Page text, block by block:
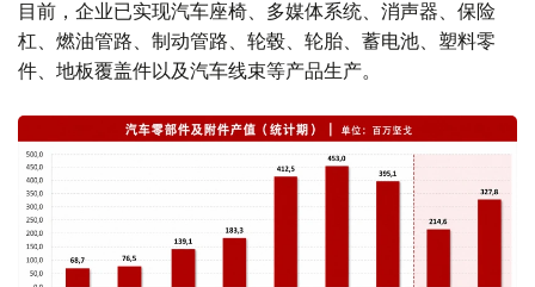
目前，企业已实现汽车座椅、多媒体系统、消声器、保险
杠、燃油管路、制动管路、轮毂、轮胎、蓄电池、塑料零
件、地板覆盖件以及汽车线束等产品生产。